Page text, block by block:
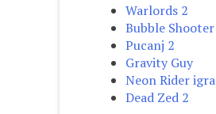
Warlords 2
Bubble Shooter
Pucanj 2
Gravity Guy
Neon Rider igra
Dead Zed 2